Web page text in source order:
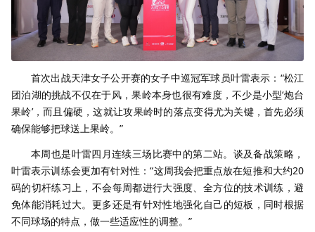
首次出战天津女子公开赛的女子中巡冠军球员叶雷表示：“松江
团泊湖的挑战不仅在于风，果岭本身也很有难度，不少是小型‘炮台
果岭’，而且偏硬，这就让攻果岭时的落点变得尤为关键，首先必须
确保能够把球送上果岭。”
本周也是叶雷四月连续三场比赛中的第二站。谈及备战策略，
叶雷表示训练会更加有针对性：“这周我会把重点放在短推和大约20
码的切杆练习上，不会每周都进行大强度、全方位的技术训练，避
免体能消耗过大。更多还是有针对性地强化自己的短板，同时根据
不同球场的特点，做一些适应性的调整。”